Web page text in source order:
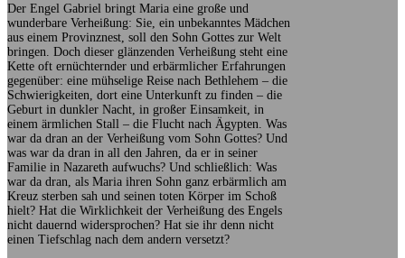
Der Engel Gabriel bringt Maria eine große und
wunderbare Verheißung: Sie, ein unbekanntes Mädchen
aus einem Provinznest, soll den Sohn Gottes zur Welt
bringen. Doch dieser glänzenden Verheißung steht eine
Kette oft ernüchternder und erbärmlicher Erfahrungen
gegenüber: eine mühselige Reise nach Bethlehem – die
Schwierigkeiten, dort eine Unterkunft zu finden – die
Geburt in dunkler Nacht, in großer Einsamkeit, in
einem ärmlichen Stall – die Flucht nach Ägypten. Was
war da dran an der Verheißung vom Sohn Gottes? Und
was war da dran in all den Jahren, da er in seiner
Familie in Nazareth aufwuchs? Und schließlich: Was
war da dran, als Maria ihren Sohn ganz erbärmlich am
Kreuz sterben sah und seinen toten Körper im Schoß
hielt? Hat die Wirklichkeit der Verheißung des Engels
nicht dauernd widersprochen? Hat sie ihr denn nicht
einen Tiefschlag nach dem andern versetzt?